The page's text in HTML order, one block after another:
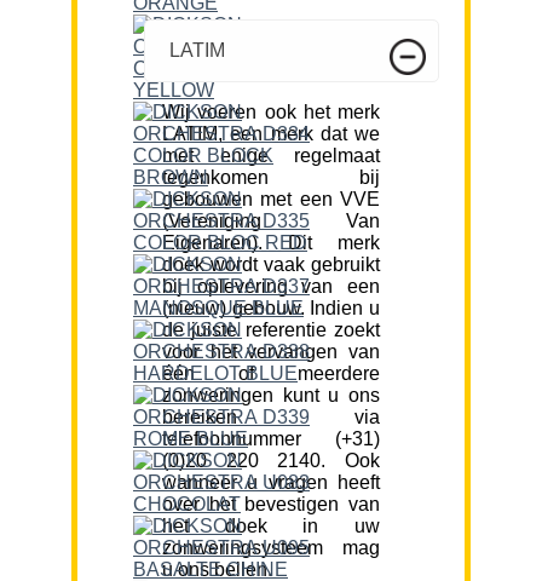
LATIM
Wij voeren ook het merk
LATIM, een merk dat we
met enige regelmaat
tegenkomen bij
gebouwen met een VVE
(Vereniging Van
Eigenaren). Dit merk
doek wordt vaak gebruikt
bij oplevering van een
(nieuw) gebouw. Indien u
de juiste referentie zoekt
voor het vervangen van
één of meerdere
zonweringen kunt u ons
bereiken via
telefoonnummer (+31)
(0)20 220 2140. Ook
wanneer u vragen heeft
over het bevestigen van
het doek in uw
zonweringsysteem mag
u ons bellen.